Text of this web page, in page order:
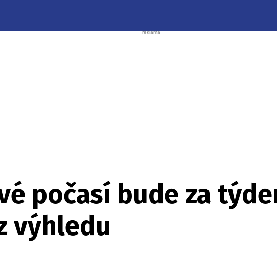
počasí bude za
výhledu